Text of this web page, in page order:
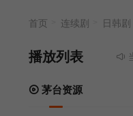
首页 连续剧 日韩剧
播放列表 当前
茅台资源